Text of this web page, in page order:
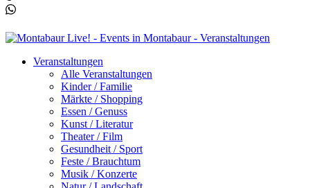
Veranstaltungen
Alle Veranstaltungen
Kinder / Familie
Märkte / Shopping
Essen / Genuss
Kunst / Literatur
Theater / Film
Gesundheit / Sport
Feste / Brauchtum
Musik / Konzerte